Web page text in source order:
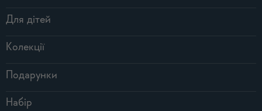
Для дітей
Колекції
Подарунки
Набір